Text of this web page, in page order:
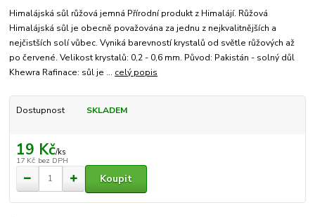
Himalájská sůl růžová jemná Přírodní produkt z Himalájí. Růžová
Himalájská sůl je obecně považována za jednu z nejkvalitnějších a
nejčistších solí vůbec. Vyniká barevností krystalů od světle růžových až
po červené. Velikost krystalů: 0,2 - 0,6 mm. Původ: Pakistán - solný důl
Khewra Rafinace: sůl je ... celý popis
Dostupnost SKLADEM
19 Kč/ks
17 Kč bez DPH
Koupit